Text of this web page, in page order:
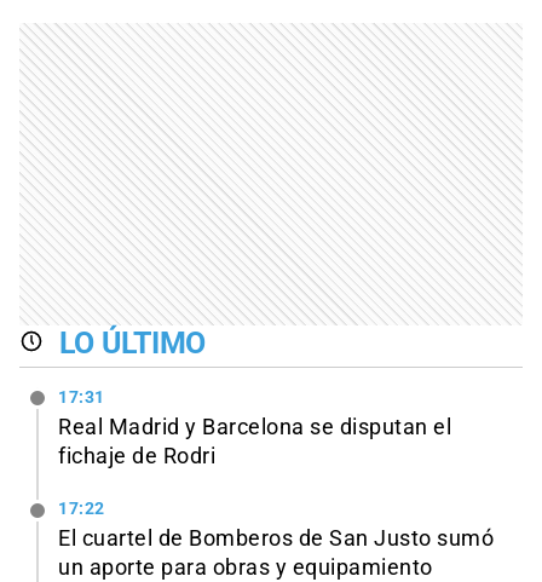
LO ÚLTIMO
17:31
Real Madrid y Barcelona se disputan el
fichaje de Rodri
17:22
El cuartel de Bomberos de San Justo sumó
un aporte para obras y equipamiento